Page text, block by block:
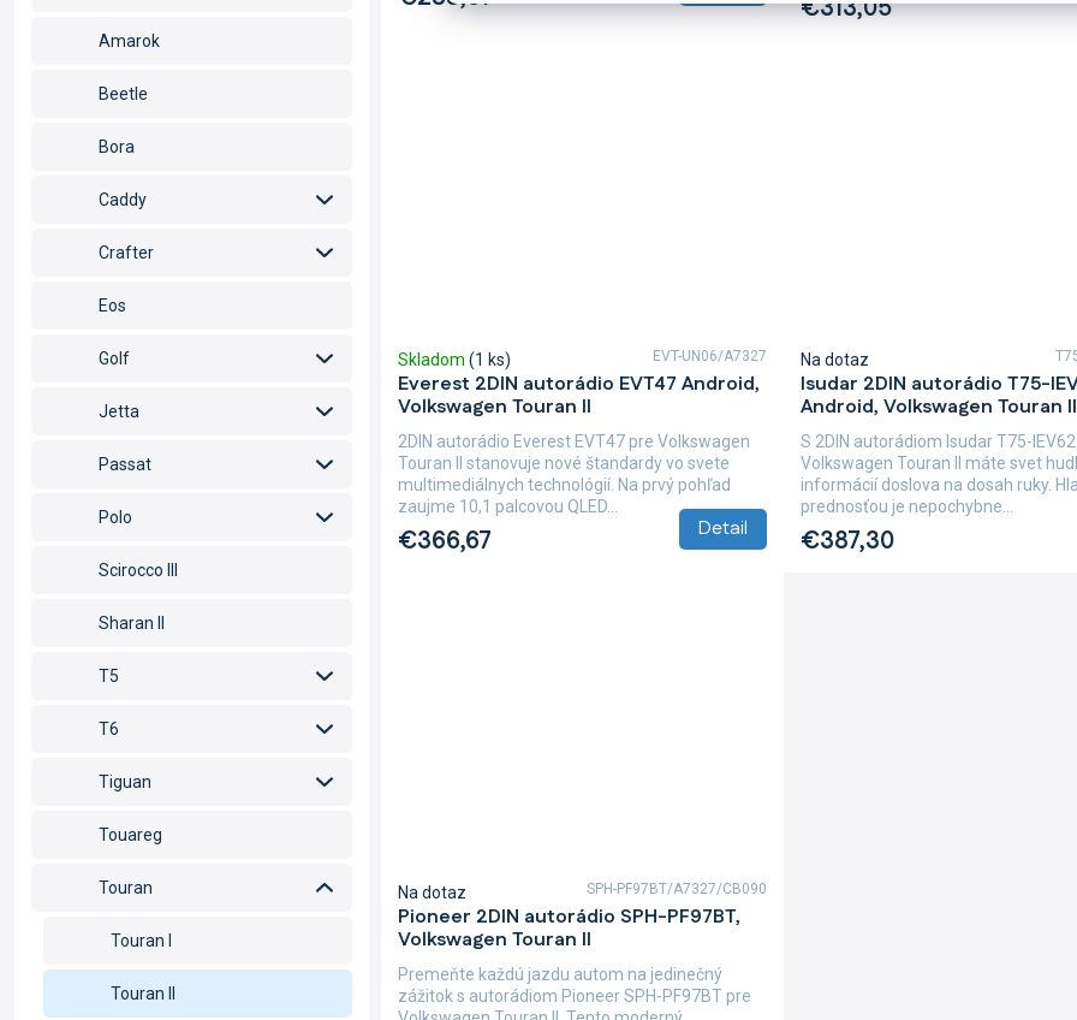
Amarok
Beetle
Bora
Caddy
Crafter
Eos
Golf
Jetta
Passat
Polo
Scirocco III
Sharan II
T5
T6
Tiguan
Touareg
Touran
Touran I
Touran II
€313,05
Everest 2DIN autorádio EVT47 Android,
Volkswagen Touran II
Skladom (1 ks)
€366,67 Detail
2DIN autorádio Everest EVT47 pre Volkswagen
Touran II stanovuje nové štandardy vo svete
multimediálnych technológií. Na prvý pohľad
zaujme 10,1 palcovou QLED...
EVT-UN06/A7327
Isudar 2DIN autorádio T75-
Android, Volkswagen Touran II
Na dotaz
€387,30
S 2DIN autorádiom Isudar T75-IEV62
Volkswagen Touran II máte svet
informácií doslova na dosah ruky.
prednosťou je nepochybne...
Pioneer 2DIN autorádio SPH-PF97BT,
Volkswagen Touran II
Na dotaz
Premeňte každú jazdu autom na jedinečný
zážitok s autorádiom Pioneer SPH-PF97BT pre
SPH-PF97BT/A7327/CB090